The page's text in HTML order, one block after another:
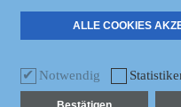
ALLE COOKIES
Notwendig